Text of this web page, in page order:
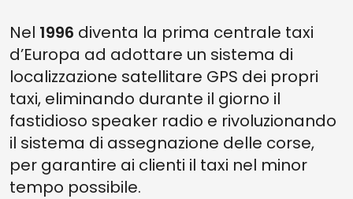
Nel 1996 diventa la prima centrale taxi
d’Europa ad adottare un sistema di
localizzazione satellitare GPS dei propri
taxi, eliminando durante il giorno il
fastidioso speaker radio e rivoluzionando
il sistema di assegnazione delle corse,
per garantire ai clienti il taxi nel minor
tempo possibile.